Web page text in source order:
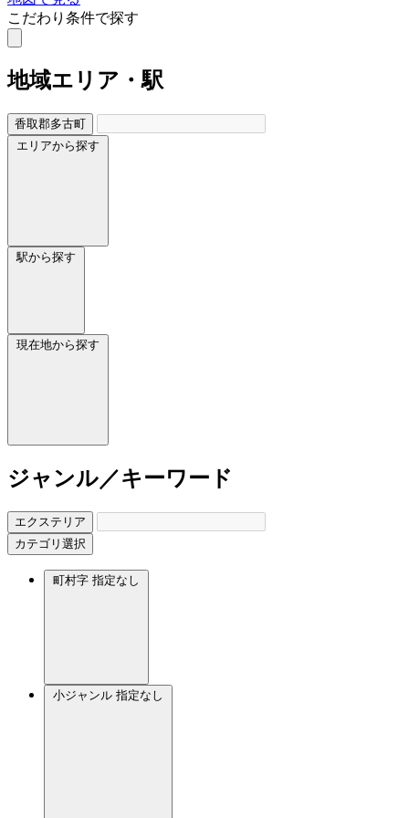
こだわり条件で探す
地域エリア・駅
香取郡多古町
エリアから探す
駅から探す
現在地から探す
ジャンル／キーワード
エクステリア
カテゴリ選択
町村字 指定なし
小ジャンル 指定なし